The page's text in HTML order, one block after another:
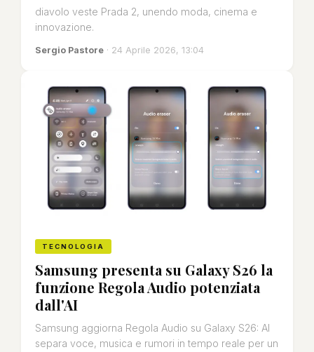
diavolo veste Prada 2, unendo moda, cinema e
innovazione.
Sergio Pastore · 24 Aprile 2026, 13:04
TECNOLOGIA
Samsung presenta su Galaxy S26 la
funzione Regola Audio potenziata
dall'AI
Samsung aggiorna Regola Audio su Galaxy S26: AI
separa voce, musica e rumori in tempo reale per un